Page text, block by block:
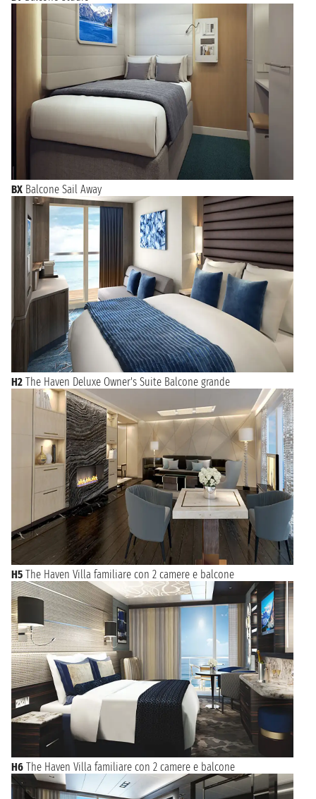
BX Balcone Sail Away
H2 The Haven Deluxe Owner's Suite Balcone grande
H5 The Haven Villa familiare con 2 camere e balcone
H6 The Haven Villa familiare con 2 camere e balcone